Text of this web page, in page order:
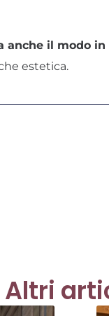
anche il modo
estetica.
Altri